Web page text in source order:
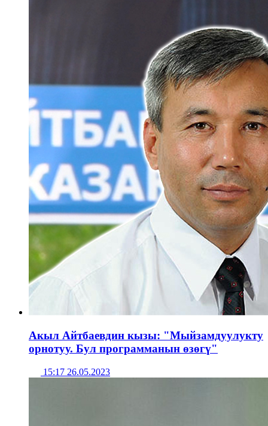
Акыл Айтбаевдин кызы: "Мыйзамдуулукту
орнотуу. Бул программанын өзөгү"
15:17 26.05.2023